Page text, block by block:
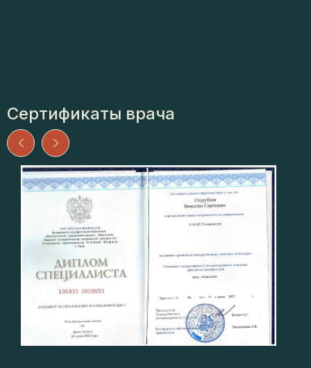
«ООО Стоматологическая клиника МАН». 5 принципов
обработки каналов с экстремальной кривизной.
Основы дезобтурации корневых каналов. Повторная
эндодонтия – сложное перелечивание модуль 1 и 2,
2022 г.
Сертификаты врача